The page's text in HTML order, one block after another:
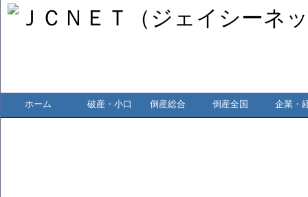
ホーム 破産・小口 倒産総合 倒産全国 企業・